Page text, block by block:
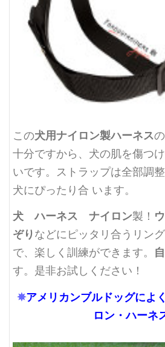
この犬用ナイロン製ハーネス
十分ですから、犬の肌を傷つ
いです。ストラップは全部調
犬にぴったり合 います。
犬 ハーネス ナイロン製！
ぞり などにピッタリ合うリン
で、楽しく訓練ができます。
す。是非お試しください！
✵アメリカンブルドッグによ
ロン・ハーネ